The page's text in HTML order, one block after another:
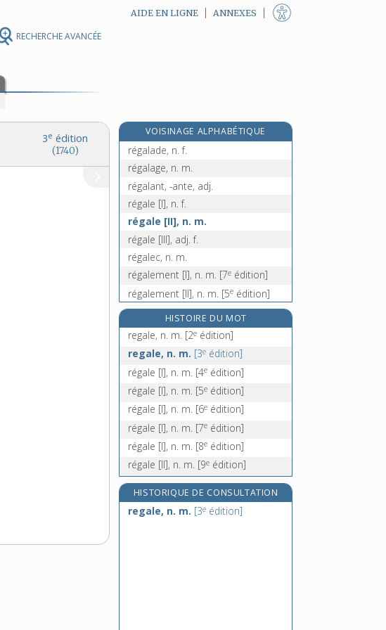
RECHERCHE AVANCÉE
AIDE EN LIGNE ANNEXES
3e édition
(1740)
VOISINAGE ALPHABÉTIQUE
régal, n. m.
régalade, n. f.
régalage, n. m.
régalant, -ante, adj.
régale [I], n. f.
régale [II], n. m.
régale [III], adj. f.
régalec, n. m.
régalement [I], n. m. [7e édition]
régalement [II], n. m. [5e édition]
régaler [I], v. tr.
régaler [II], v. tr.
régaler [III], v. tr.[5 édition]
régalien, -enne, adj.
régaliste, n. m.
[7 édition]
HISTOIRE DU MOT
regale, n. m. [2e édition]
regale, n. m. [3e édition]
régale [I], n. m. [4e édition]
régale [I], n. m. [5e édition]
régale [I], n. m. [6e édition]
régale [I], n. m. [7e édition]
régale [I], n. m. [8e édition]
régale [II], n. m. [9e édition]
HISTORIQUE DE CONSULTATION
regale, n. m. [3e édition]